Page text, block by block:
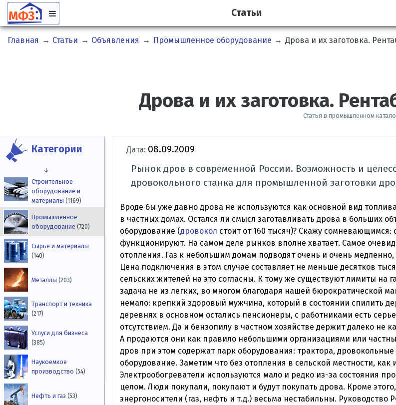
Статьи
Главная → Статьи → Объявления → Промышленное оборудование → Дрова и их заготовка.
Дрова и их заготовка.
Статья в промышленном
Категории
↓
Строительное
оборудование и
материалы(1169)
Промышленное
оборудование(720)
Сырье и материалы
(140)
Металлы(203)
Транспорт и техника
(217)
Услуги для бизнеса
(385)
Наукоемкое
производство(54)
Нефть и газ(53)
Дата: 08.09.2009
Рынок дров в современной России. Возможность и
дровокольного станка для промышленной заготовки
Вроде бы уже давно дрова не используются как основной вид
в частных домах. Остался ли смысл заготавливать дрова в больших
оборудование (дровокол стоит от 160 тысяч)? Скажу
функционируют. На самом деле рынков вполне хватает. Самое
отопления. Газ к небольшим домам подводят очень и очень
Цена подключения в этом случае составляет не меньше десятков
сельских жителей на это согласны. К тому же существуют лимиты на
задача не из легких, во многом благодаря нашей бюрократической
немало: крепкий здоровый мужчина, который в состоянии спилить
деревнях в основном остались пенсионеры, с работниками есть
отсутствием. Да и бензопилу в частном хозяйстве держит далеко не
А продаются они как правило небольшими организациями или
дров при этом содержат парк оборудования: трактора,
оборудование. Заметим что без отопления в сельской местности,
Электрообогреватели используются мало и редко из-за состояния
целом. Люди покупали, покупают и будут покупать дрова. Кроме
энергоносители (газ, нефть и т.д.) весьма нестабильны. Руководство